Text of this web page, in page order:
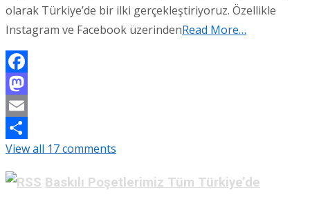
olarak Türkiye’de bir ilki gerçekleştiriyoruz. Özellikle
Instagram ve Facebook üzerindenRead More…
Facebook
Mastodon
Email
Share
View all 17 comments
Baskılı Poşetlerimiz Tüm Türkiye’de